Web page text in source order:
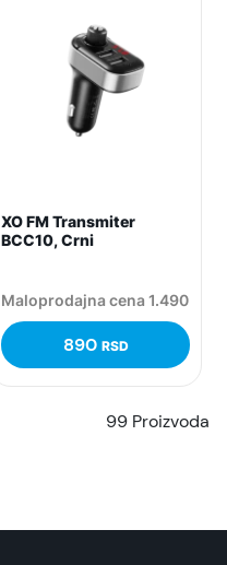
XO FM Transmiter
BCC10, Crni
Maloprodajna cena 1.490
890 RSD
99 Proizvoda